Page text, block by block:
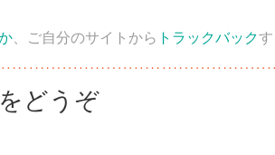
、ご自分のサイトから トラックバック
どうぞ